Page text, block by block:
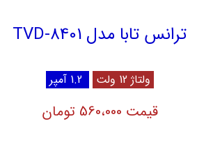
ترانس تابا مدل TVD-8401
ولتاژ 12 ولت 1.2 آمپر
قیمت 560،000 تومان